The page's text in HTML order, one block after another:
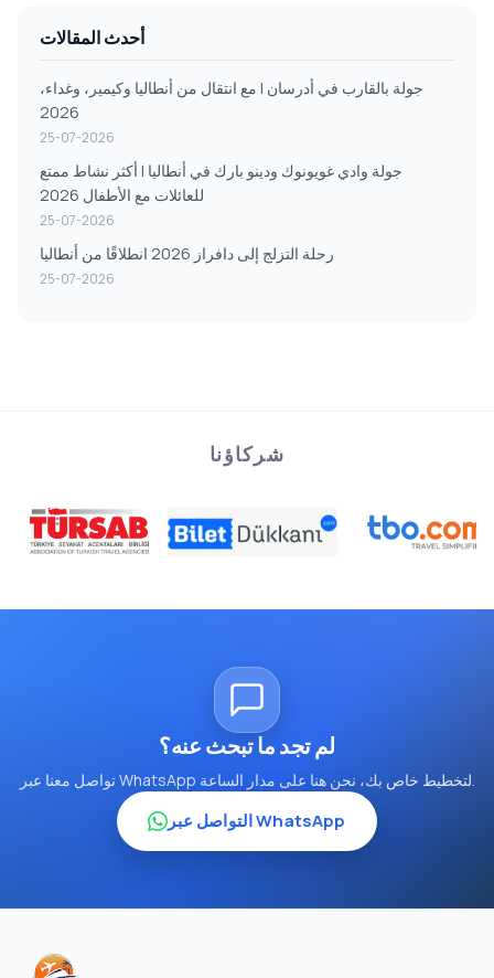
أحدث المقالات
جولة بالقارب في أدرسان | مع انتقال من أنطاليا وكيمير، وغداء،
2026
25-07-2026
جولة وادي غويونوك ودينو بارك في أنطاليا | أكثر نشاط ممتع
للعائلات مع الأطفال 2026
25-07-2026
رحلة التزلج إلى دافراز 2026 انطلاقًا من أنطاليا
25-07-2026
شركاؤنا
لم تجد ما تبحث عنه؟
تواصل معنا عبر WhatsApp لتخطيط خاص بك، نحن هنا على مدار الساعة.
التواصل عبر WhatsApp